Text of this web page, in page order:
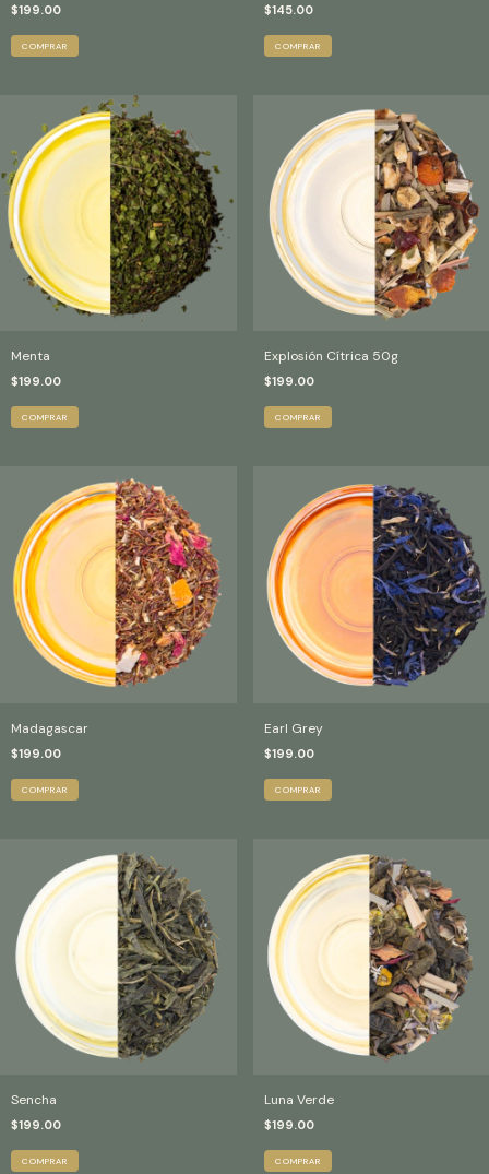
$199.00
COMPRAR
$145.00
COMPRAR
Menta
$199.00
COMPRAR
Explosión Cítrica 50g
$199.00
COMPRAR
Madagascar
$199.00
COMPRAR
Earl Grey
$199.00
COMPRAR
Sencha
$199.00
COMPRAR
Luna Verde
$199.00
COMPRAR